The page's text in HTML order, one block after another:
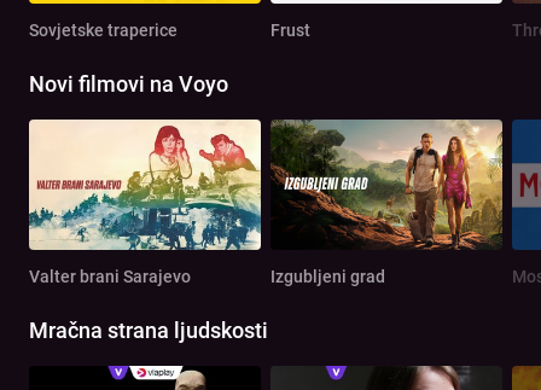
Sovjetske traperice Frust
Novi filmovi na Voyo
Valter brani Sarajevo Izgubljeni grad
Mračna strana ljudskosti